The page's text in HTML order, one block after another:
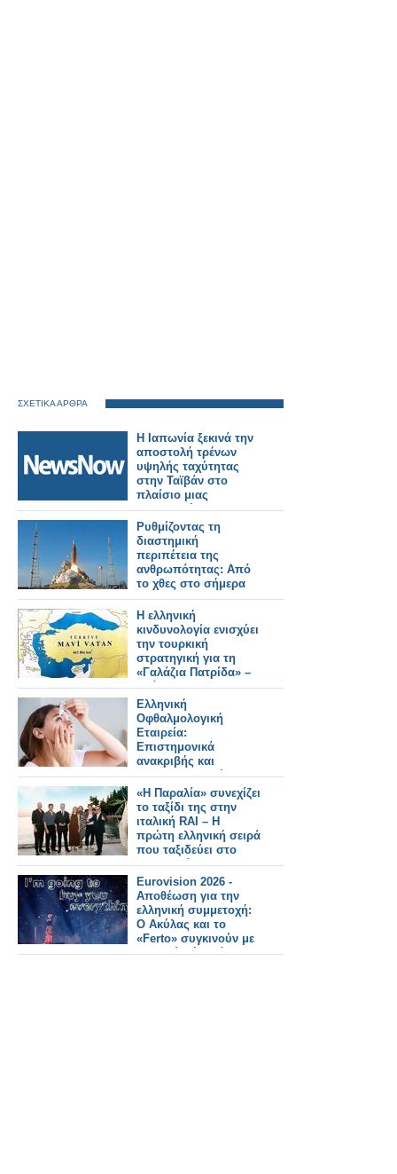
ΣΧΕΤΙΚΑ ΑΡΘΡΑ
Η Ιαπωνία ξεκινά την
αποστολή τρένων
υψηλής ταχύτητας
στην Ταϊβάν στο
πλαίσιο μιας
σημαντικής
σιδηροδρομικής
παραγγελίας.
Ρυθμίζοντας τη
διαστημική
περιπέτεια της
ανθρωπότητας: Από
το χθες στο σήμερα
Η ελληνική
κινδυνολογία ενισχύει
την τουρκική
στρατηγική για τη
«Γαλάζια Πατρίδα» –
Ανάλυση του
Κωνσταντίνου
Μπαλωμένου
Ελληνική
Οφθαλμολογική
Εταιρεία:
Επιστημονικά
ανακριβής και
παραπλανητική η
διόρθωση της
μυωπίας με σταγόνες
«Η Παραλία» συνεχίζει
το ταξίδι της στην
ιταλική RAI – Η
πρώτη ελληνική σειρά
που ταξιδεύει στο
εξωτερικό
Eurovision 2026 -
Αποθέωση για την
ελληνική συμμετοχή:
Ο Ακύλας και το
«Ferto» συγκινούν με
το βαθύ μήνυμά τους